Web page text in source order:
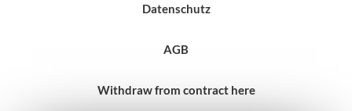
Datenschutz
AGB
Withdraw from contract here